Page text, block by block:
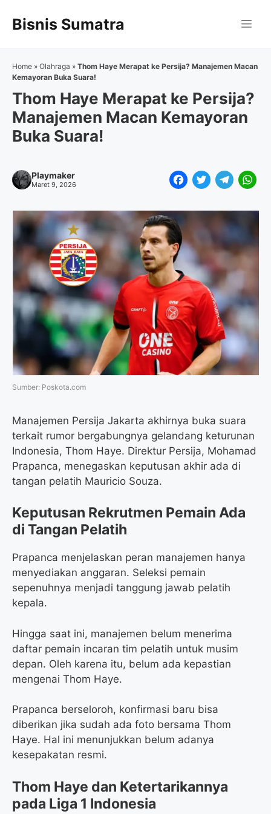
Bisnis Sumatra
Home » Olahraga » Thom Haye Merapat ke Persija? Manajemen Macan
Kemayoran Buka Suara!
Thom Haye Merapat ke Persija?
Manajemen Macan Kemayoran
Buka Suara!
Playmaker
Maret 9, 2026
F
c
e
b
o
o
k
T
t
e
r
T
g
r
a
m
W
s
A
p
p
Sumber: Poskota.com
Manajemen Persija Jakarta akhirnya buka suara
terkait rumor bergabungnya gelandang keturunan
Indonesia, Thom Haye. Direktur Persija, Mohamad
Prapanca, menegaskan keputusan akhir ada di
tangan pelatih Mauricio Souza.
Keputusan Rekrutmen Pemain Ada
di Tangan Pelatih
Prapanca menjelaskan peran manajemen hanya
menyediakan anggaran. Seleksi pemain
sepenuhnya menjadi tanggung jawab pelatih
kepala.
Hingga saat ini, manajemen belum menerima
daftar pemain incaran tim pelatih untuk musim
depan. Oleh karena itu, belum ada kepastian
mengenai Thom Haye.
Prapanca berseloroh, konfirmasi baru bisa
diberikan jika sudah ada foto bersama Thom
Haye. Hal ini menunjukkan belum adanya
kesepakatan resmi.
Thom Haye dan Ketertarikannya
pada Liga 1 Indonesia